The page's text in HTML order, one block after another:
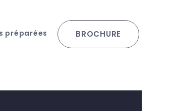
préparées BROCHURE